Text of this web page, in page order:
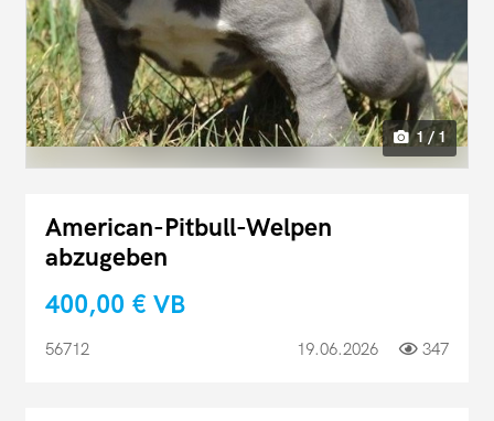
1 / 1
American-Pitbull-Welpen
abzugeben
400,00 € VB
56712 19.06.2026 347